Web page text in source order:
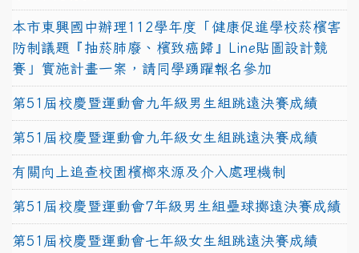
本市東興國中辦理112學年度「健康促進學校菸檳害
防制議題『抽菸肺廢、檳致癌歸』Line貼圖設計競
賽」實施計畫一案，請同學踴躍報名參加
第51屆校慶暨運動會九年級男生組跳遠決賽成績
第51屆校慶暨運動會九年級女生組跳遠決賽成績
有關向上追查校園檳榔來源及介入處理機制
第51屆校慶暨運動會7年級男生組壘球擲遠決賽成績
第51屆校慶暨運動會七年級女生組跳遠決賽成績